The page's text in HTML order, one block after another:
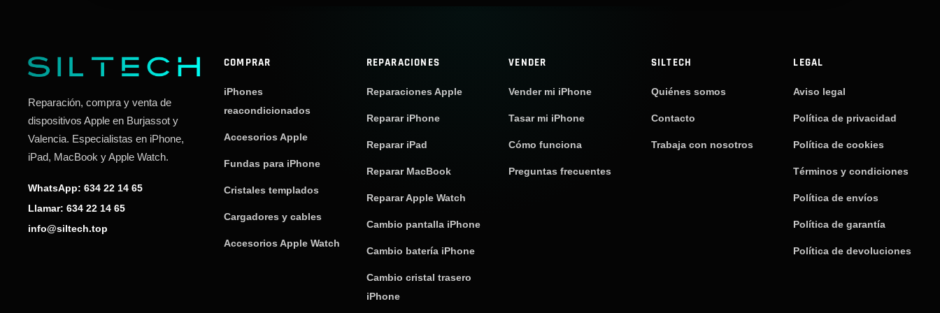
Reparación, compra y venta de
dispositivos Apple en Burjassot y
Valencia. Especialistas en iPhone,
iPad, MacBook y Apple Watch.
WhatsApp: 634 22 14 65
Llamar: 634 22 14 65
info@siltech.top
COMPRAR
iPhones
reacondicionados
Accesorios Apple
Fundas para iPhone
Cristales templados
Cargadores y cables
Accesorios Apple Watch
REPARACIONES
Reparaciones Apple
Reparar iPhone
Reparar iPad
Reparar MacBook
Reparar Apple Watch
Cambio pantalla iPhone
Cambio batería iPhone
Cambio cristal trasero
iPhone
VENDER
Vender mi iPhone
Tasar mi iPhone
Cómo funciona
Preguntas frecuentes
SILTECH
Quiénes somos
Contacto
Trabaja con nosotros
LEGAL
Aviso legal
Política de privacidad
Política de cookies
Términos y condiciones
Política de envíos
Política de garantía
Política de devoluciones